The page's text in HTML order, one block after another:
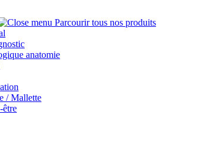
Parcourir tous nos produits
anatomie
/ Mallette
être